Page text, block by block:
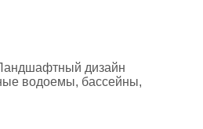
дизайн
водоемы, бассейны,